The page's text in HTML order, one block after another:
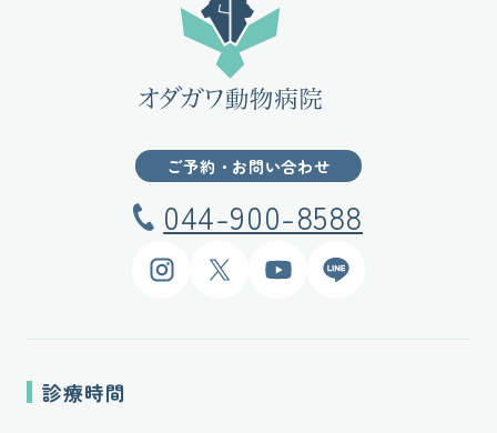
ご予約・お問い合わせ
044-900-8588
InstagramX YouTube LINE
診療時間